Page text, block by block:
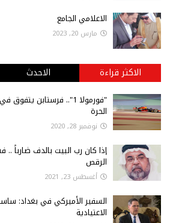
الاعلامي الجامع
مارس 20, 2023
الاكثر قراءة الاحدث
"فورمولا 1".. فرستابن
الحرة
نوفمبر 28, 2020
إذا كان رب البيت بالدف ضارباً
الرقص
أغسطس 23, 2021
السفير الأميركي في بغداد:
الاعتيادية